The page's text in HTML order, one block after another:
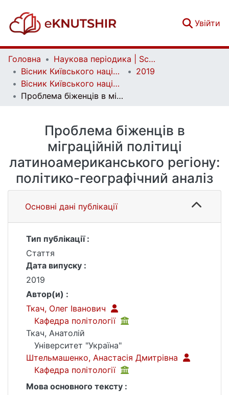
Увійти
Головна
Наукова періодика | Scientific periodicals
Вісник Київського національного університету імені Тараса Шевченка. Серія: Державне управління | Bulletin of Taras Shevchenko National University of Kyiv. Public Administration
2019
Вісник Київського національного університету імені Тараса Шевченка. Серія: Державне управління. Вип. 1 (11)
Проблема біженців в міграційній політиці латиноамериканського регіону: політико-географічний аналіз
Проблема біженців в
міграційній політиці
латиноамериканського регіону:
політико-географічний аналіз
Основні дані публікації
Тип публікації :
Стаття
Дата випуску :
2019
Автор(и) :
Ткач, Олег Іванович
Кафедра політології
Ткач, Анатолій
Університет "Україна"
Штельмашенко, Анастасія Дмитрівна
Кафедра політології
Мова основного тексту :